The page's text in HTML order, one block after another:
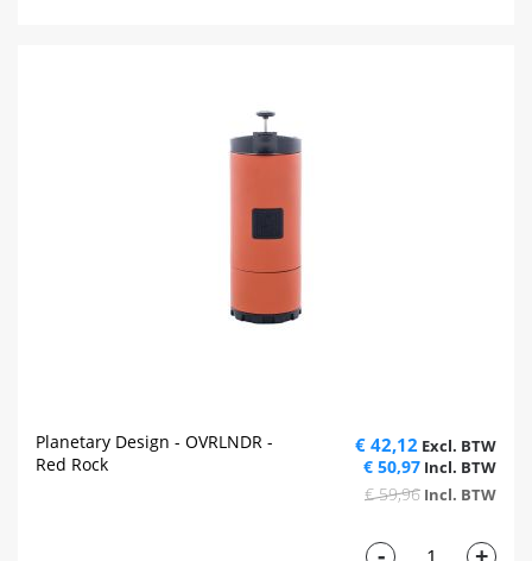
Planetary Design - OVRLNDR -
Red Rock
€ 42,12
€ 50,97
€ 59,96